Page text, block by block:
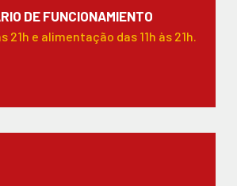
DE FUNCIONAMIENTO
21h e alimentação das 11h às 21h.